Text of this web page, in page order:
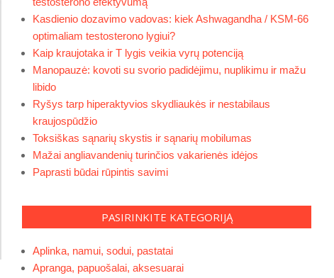
Kasdienio dozavimo vadovas: kiek Ashwagandha / KSM-66
optimaliam testosterono lygiui?
Kaip kraujotaka ir T lygis veikia vyrų potenciją
Manopauzė: kovoti su svorio padidėjimu, nuplikimu ir mažu
libido
Ryšys tarp hiperaktyvios skydliaukės ir nestabilaus
kraujospūdžio
Toksiškas sąnarių skystis ir sąnarių mobilumas
Mažai angliavandenių turinčios vakarienės idėjos
Paprasti būdai rūpintis savimi
PASIRINKITE KATEGORIJĄ
Aplinka, namui, sodui, pastatai
Apranga, papuošalai, aksesuarai